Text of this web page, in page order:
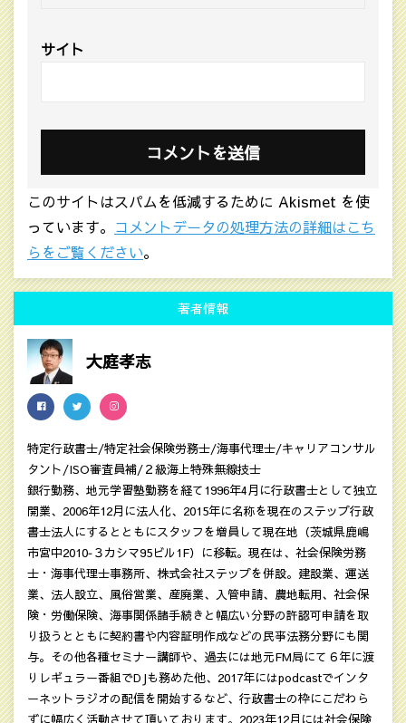
サイト
このサイトはスパムを低減するために Akismet を使
っています。 コメントデータの処理方法の詳細はこち
らをご覧ください。
著者情報
大庭孝志
特定行政書士/特定社会保険労務士/海事代理士/キャリアコンサル
タント/ISO審査員補/２級海上特殊無線技士
銀行勤務、地元学習塾勤務を経て1996年4月に行政書士として独立
開業、2006年12月に法人化、2015年に名称を現在のステップ行政
書士法人にするとともにスタッフを増員して現在地（茨城県鹿嶋
市宮中2010‐３カシマ95ビル1F）に移転。現在は、社会保険労務
士・海事代理士事務所、株式会社ステップを併設。建設業、運送
業、法人設立、風俗営業、産廃業、入管申請、農地転用、社会保
険・労働保険、海事関係諸手続きと幅広い分野の許認可申請を取
り扱うとともに契約書や内容証明作成などの民亊法務分野にも関
与。その他各種セミナー講師や、過去には地元FM局にて６年に渡
りレギュラー番組でDJも務めた他、2017年にはpodcastでインタ
ーネットラジオの配信を開始するなど、行政書士の枠にこだわら
ずに幅広く活動させて頂いております。2023年12月には社会保険